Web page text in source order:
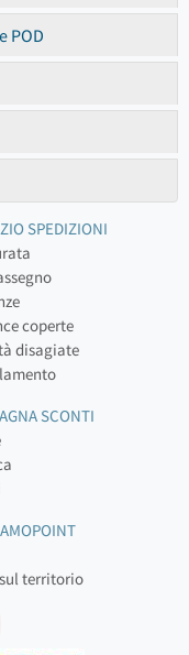
POD
SPEDIZIONI
coperte
disagiate
SCONTI
territorio